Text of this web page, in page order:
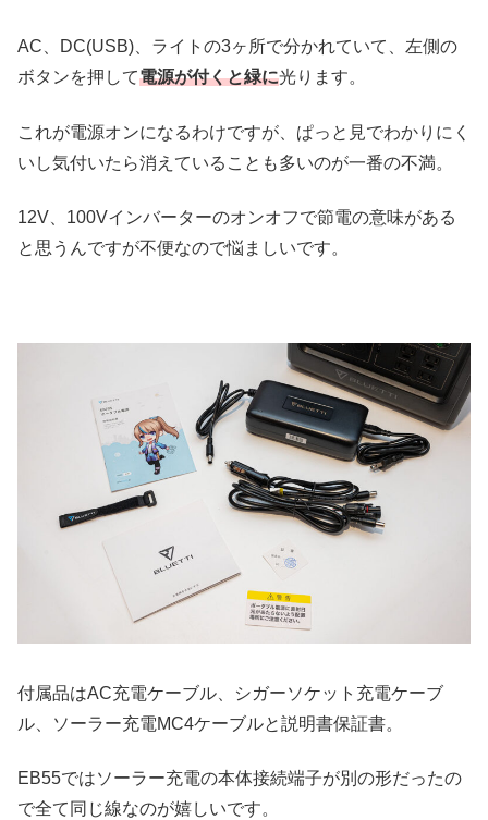
AC、DC(USB)、ライトの3ヶ所で分かれていて、左側の
ボタンを押して電源が付くと緑に光ります。
これが電源オンになるわけですが、ぱっと見でわかりにく
いし気付いたら消えていることも多いのが一番の不満。
12V、100Vインバーターのオンオフで節電の意味がある
と思うんですが不便なので悩ましいです。
付属品はAC充電ケーブル、シガーソケット充電ケーブ
ル、ソーラー充電MC4ケーブルと説明書保証書。
EB55ではソーラー充電の本体接続端子が別の形だったの
で全て同じ線なのが嬉しいです。